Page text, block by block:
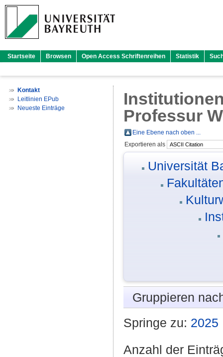
Startseite Browsen Open Access Schriftenreihen Statistik
Kontakt
Leitlinien EPub
Neueste Einträge
Professur
Eine Ebene nach oben ...
Exportieren als
Universität
Gruppieren
Springe zu: 2025
Anzahl der